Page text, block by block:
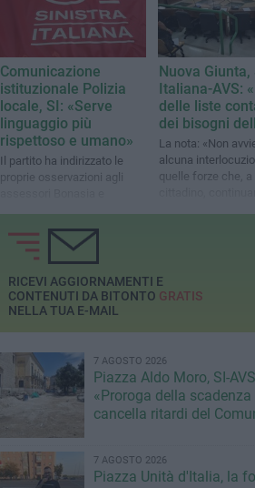
città
Comunicazione
istituzionale Polizia
locale, SI: «Serve
linguaggio più
rispettoso e umano»
Il partito ha indirizzato le
proprie osservazioni agli
Nuova
Italiana-AVS:
delle liste
dei bisogni
La nota: «Non
alcuna
quelle forze che, a
RICEVI AGGIORNAMENTI E
CONTENUTI DA BITONTO GRATIS
NELLA TUA E-MAIL
7 AGOSTO 2026
Piazza Aldo Moro, SI-
«Proroga della scadenza
cancella ritardi del
7 AGOSTO 2026
Piazza Unità d'Italia, la